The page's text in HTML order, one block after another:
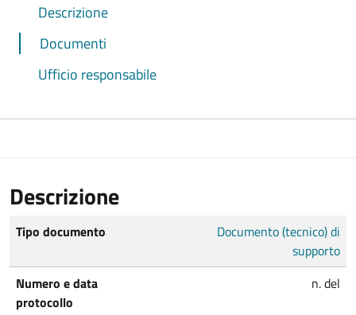
Descrizione
Documenti
Ufficio responsabile
Descrizione
Tipo documento
Documento (tecnico) di
supporto
Numero e data
protocollo
n. del